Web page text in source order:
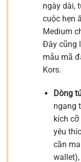
ngày dài,
cuộc hẹn
Medium
Đây cũng
mẫu mã
Kors.
Dòng
ngang
kích cỡ
yêu
cần